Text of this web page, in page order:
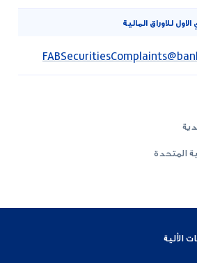
للاوراق المالية
المتحدة
الألية